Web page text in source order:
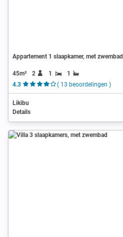
Appartement 1 slaapkamer, met zwembad
45m² 2 1
1
4.3
( 13 beoordelingen )
Likibu
Details